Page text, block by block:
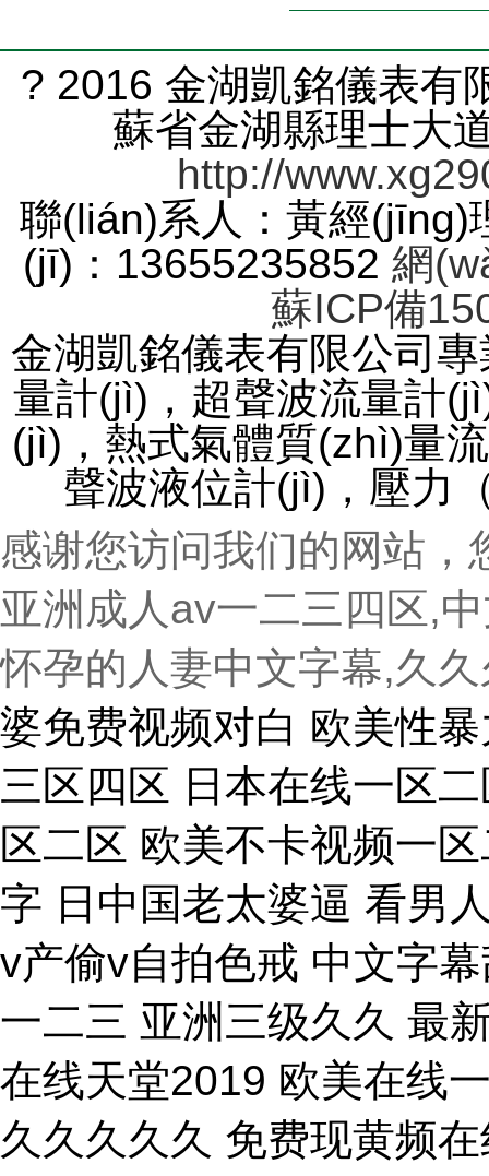
? 2016 金湖凱銘儀表有
蘇省金湖縣理士大
http://
聯(lián)系人：黃經(jīng)
(jī)：13655235852 網
蘇ICP備
金湖凱銘儀表有限公司
量計(jì)，超聲波流量計
(jì)，熱式氣體質(zhì)量
聲波液位計(jì)，壓力
感谢您访问我们的网站，
亚洲成人av一二三四区,
怀孕的人妻中文字幕,久